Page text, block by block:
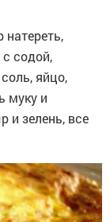
натереть,
содой,
яйцо,
муку и
и зелень, все